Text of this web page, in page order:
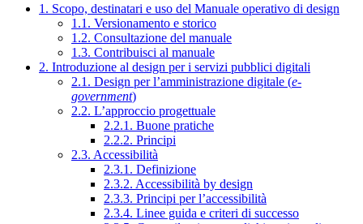
1. Scopo, destinatari e uso del Manuale operativo di design
1.1. Versionamento e storico
1.2. Consultazione del manuale
1.3. Contribuisci al manuale
2. Introduzione al design per i servizi pubblici digitali
2.1. Design per l’amministrazione digitale (e-
government)
2.2. L’approccio progettuale
2.2.1. Buone pratiche
2.2.2. Principi
2.3. Accessibilità
2.3.1. Definizione
2.3.2. Accessibilità by design
2.3.3. Principi per l’accessibilità
2.3.4. Linee guida e criteri di successo